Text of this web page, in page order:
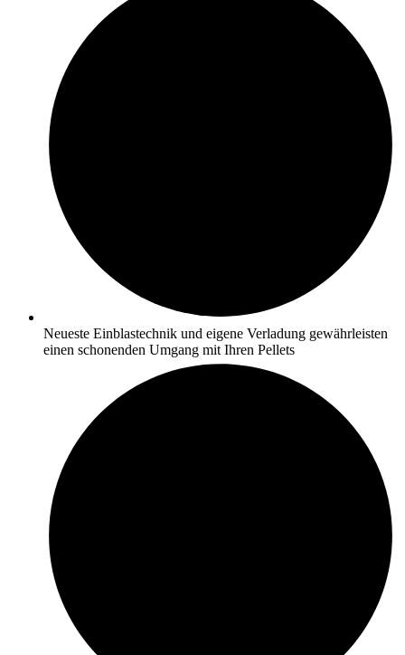
Neueste Einblastechnik und eigene Verladung gewährleisten
einen schonenden Umgang mit Ihren Pellets